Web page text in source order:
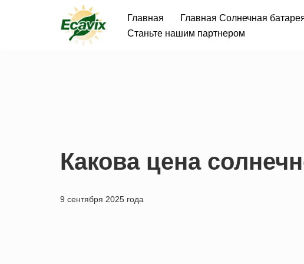
Главная Главная Солнечная
Станьте нашим партнером
Какова цена
9 сентября 2025 года